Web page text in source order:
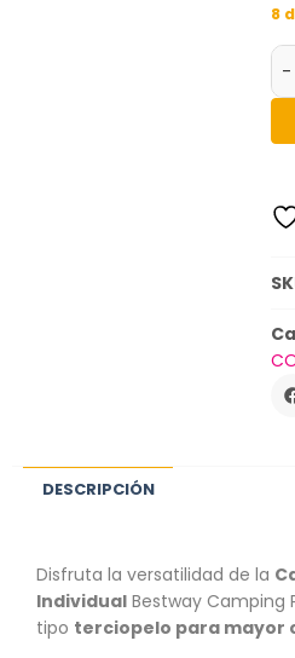
8
-
DESCRIPCIÓN
Disfruta la versatilidad de la
Individual Bestway Camping
tipo terciopelo para mayor